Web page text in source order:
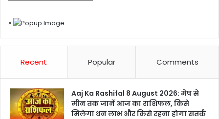
×
Recent Popular Comments
Aaj Ka Rashifal 8 August 2026: मेष से
मीन तक जानें आज का राशिफल, किसे
मिलेगा धन लाभ और किसे रहना होगा सतर्क